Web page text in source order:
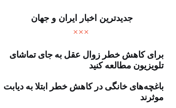
تبلیغات راه نو نیوز
آوین دیلی
جدیدترین اخبار ایران و جهان
برای کاهش خطر زوال عقل به جای تماشای
تلویزیون مطالعه کنید
باغچه‌های خانگی در کاهش خطر ابتلا به دیابت
موثرند